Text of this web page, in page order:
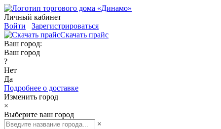
Личный кабинет
Войти
Зарегистрироваться
Скачать прайс
Ваш город:
Ваш город
?
Нет
Да
Подробнее о доставке
Изменить город
×
Выберите ваш город
×